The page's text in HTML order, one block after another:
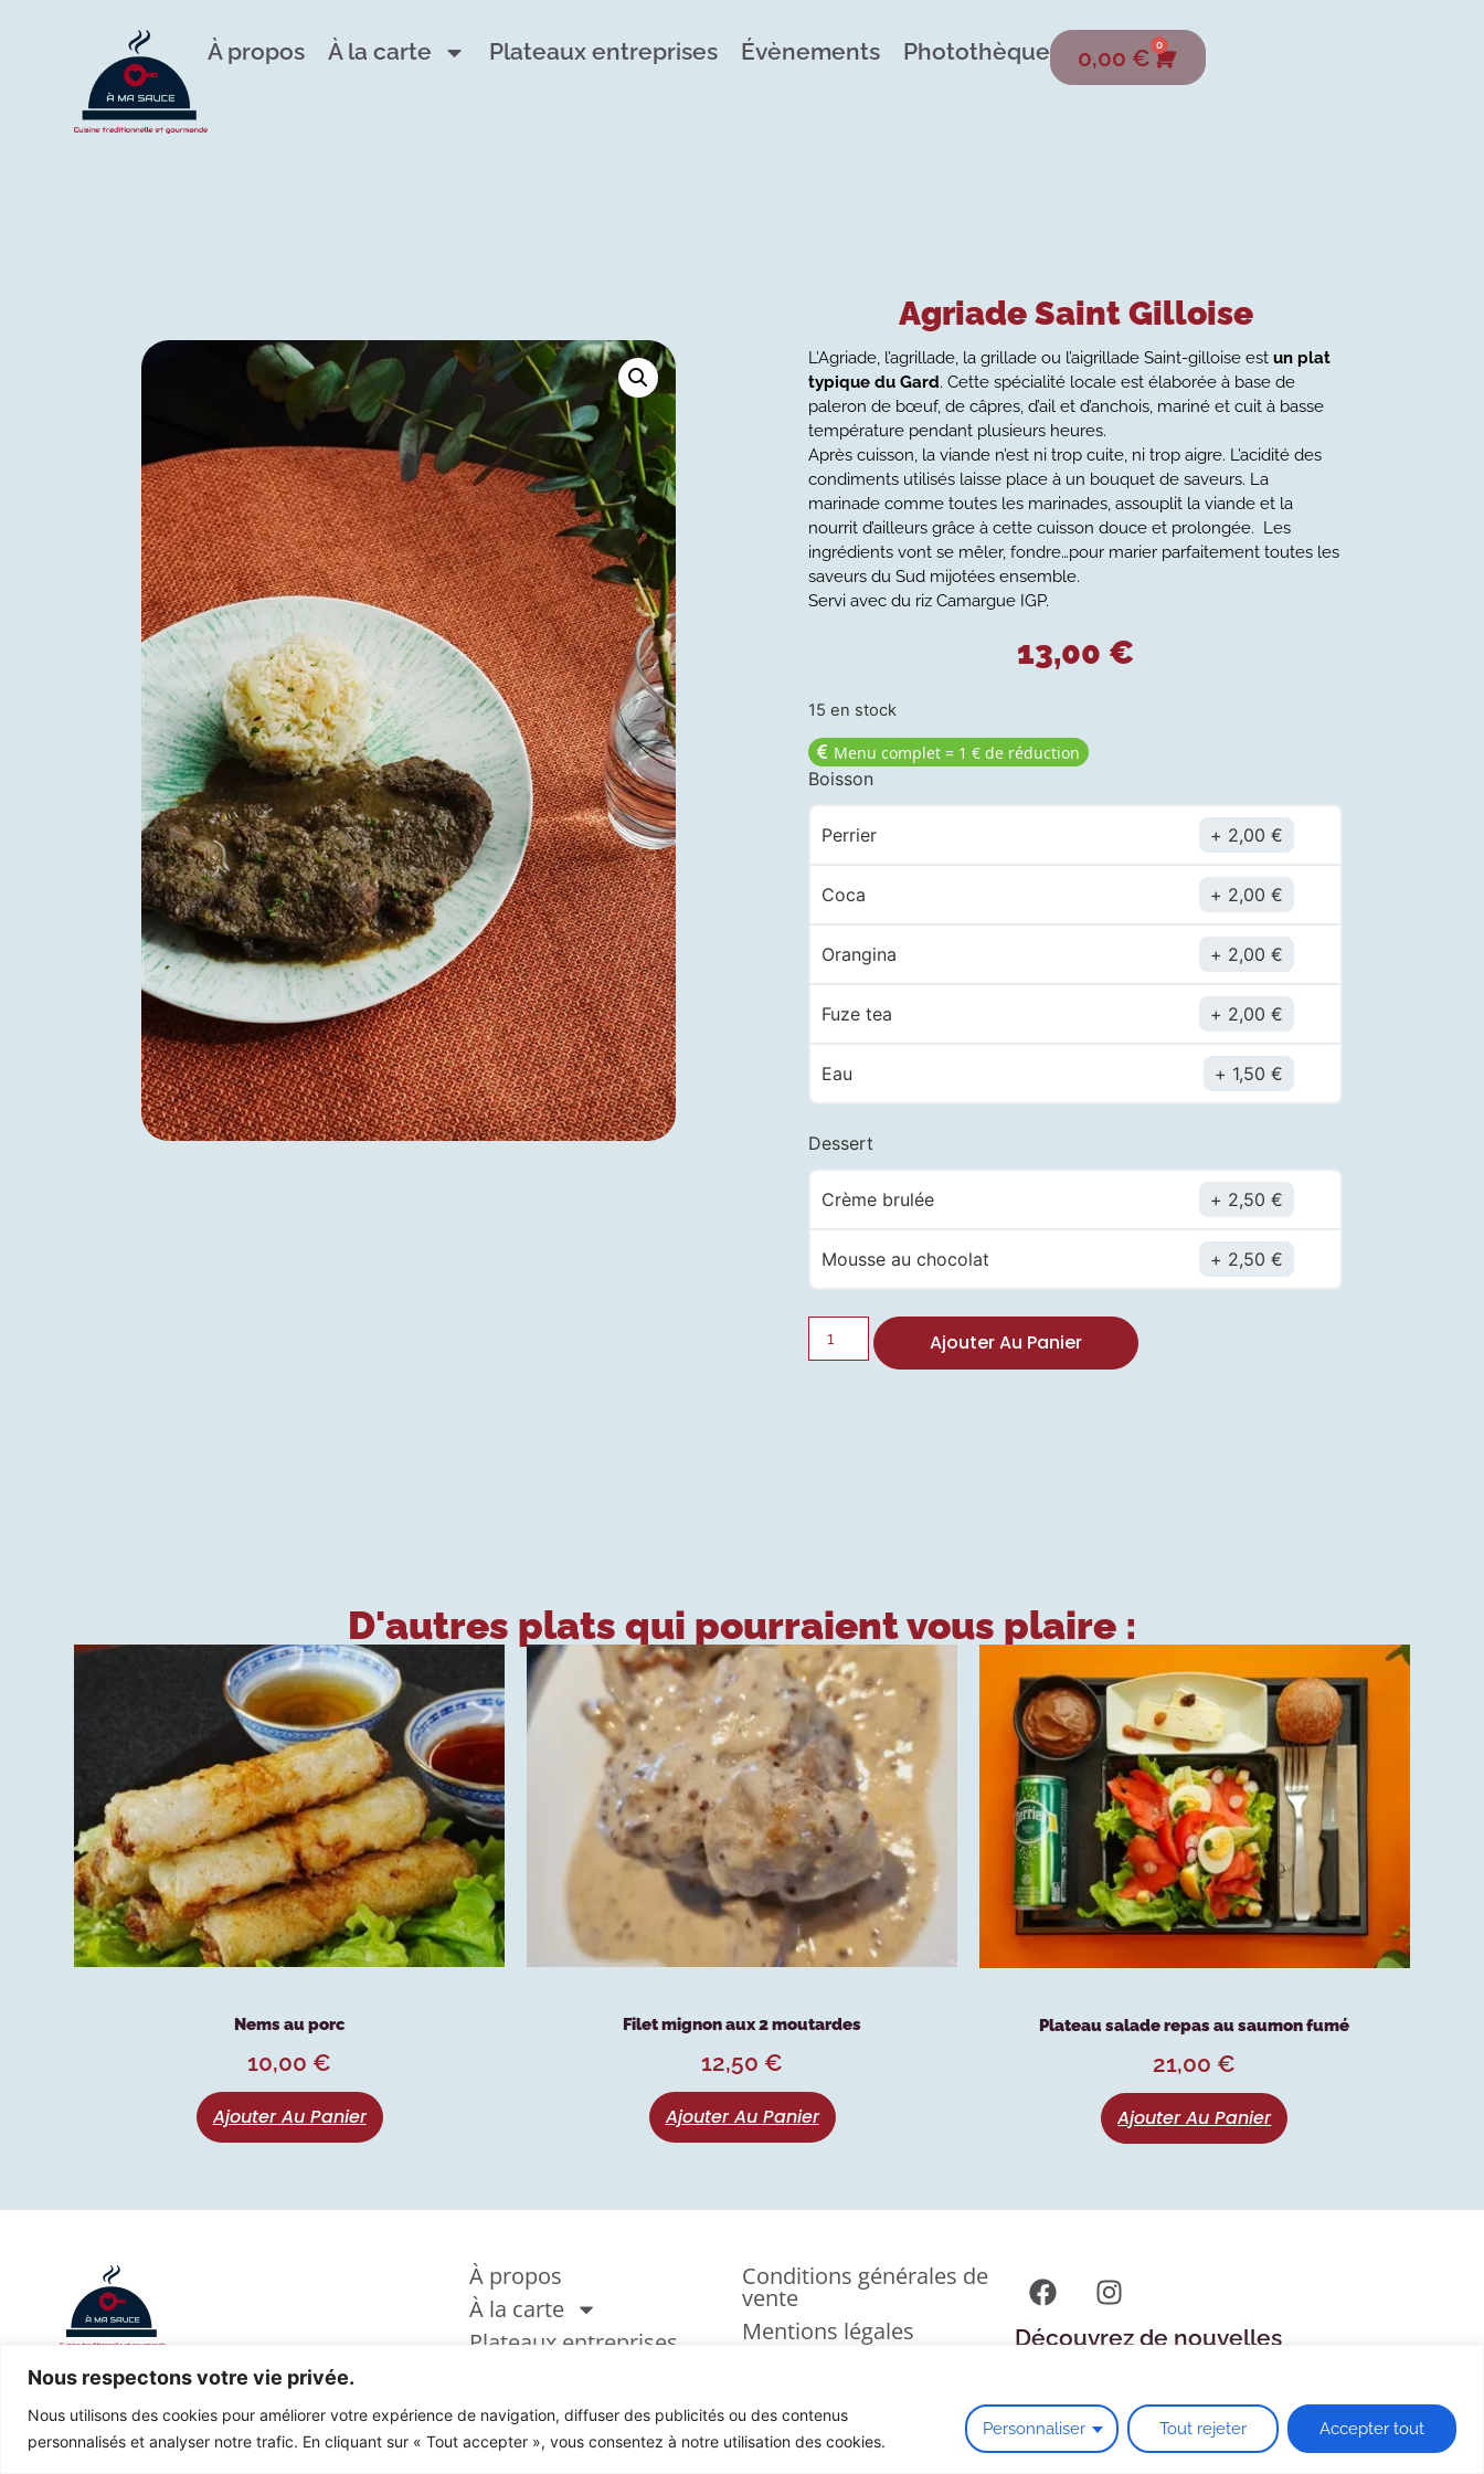
Nous respectons votre vie privée.
Nous utilisons des cookies pour améliorer votre expérience de navigation, diffuser des publicités ou des contenus
personnalisés et analyser notre trafic. En cliquant sur « Tout accepter », vous consentez à notre utilisation des cookies.
Personnaliser Tout rejeter Accepter tout
À propos À la carte Plateaux entreprises Évènements Photothèque 0,00 € 0
Agriade Saint Gilloise
L’Agriade, l’agrillade, la grillade ou l’aigrillade Saint-gilloise estun plat
typique du Gard. Cette spécialité locale est élaborée à base de
paleron de bœuf, de câpres, d’ail et d’anchois, mariné et cuit à basse
température pendant plusieurs heures.
Après cuisson, la viande n’est ni trop cuite, ni trop aigre. L’acidité des
condiments utilisés laisse place à un bouquet de saveurs. La
marinade comme toutes les marinades, assouplit la viande et la
nourrit d’ailleurs grâce à cette cuisson douce et prolongée. Les
ingrédients vont se mêler, fondre…pour marier parfaitement toutes les
saveurs du Sud mijotées ensemble.
Servi avec du riz Camargue IGP.
13,00 €
15 en stock
Menu complet = 1 € de réduction
Boisson
Perrier 2,00€
Coca 2,00€
Orangina 2,00€
Fuze tea 2,00€
Eau 1,50€
Dessert
Crème brulée 2,50€
Mousse au chocolat 2,50€
Ajouter Au Panier
D'autres plats qui pourraient vous plaire :
Nems au porc
10,00 €
Ajouter Au Panier
Filet mignon aux 2 moutardes
12,50 €
Ajouter Au Panier
Plateau salade repas au saumon fumé
21,00 €
Ajouter Au Panier
À propos
À la carte
Plateaux entreprises
Photothèque
Conditions générales de
vente
Mentions légales
Découvrez de nouvelles